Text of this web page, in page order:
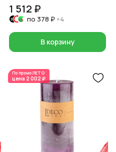
1 512 ₽
по 378 ₽ ×4
В корзину
По промоЛЕТО
цена 2 002 ₽